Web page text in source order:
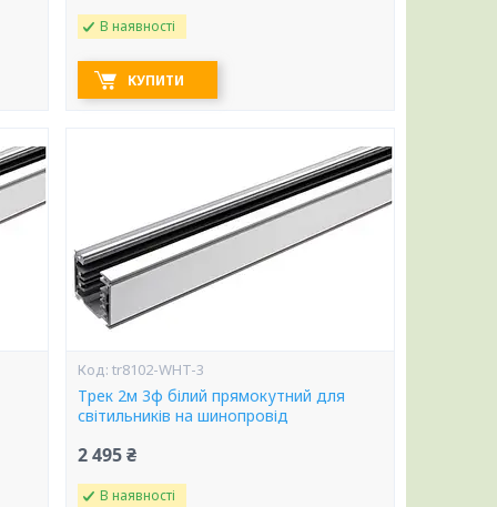
В наявності
КУПИТИ
tr8102-WHT-3
Трек 2м 3ф білий прямокутний для
світильників на шинопровід
2 495 ₴
В наявності